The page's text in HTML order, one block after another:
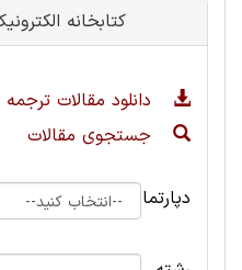
کتابخانه
دانلود مقالات
جستجوی مقالات
دپارتمان